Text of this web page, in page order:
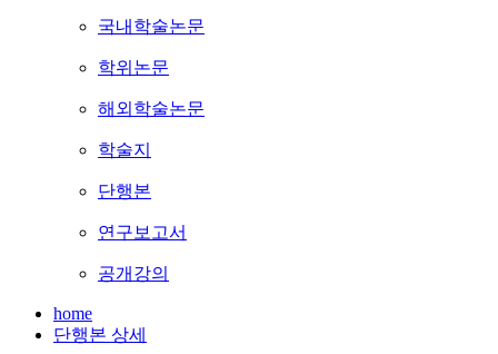
국내학술논문
학위논문
해외학술논문
학술지
단행본
연구보고서
공개강의
home
단행본 상세